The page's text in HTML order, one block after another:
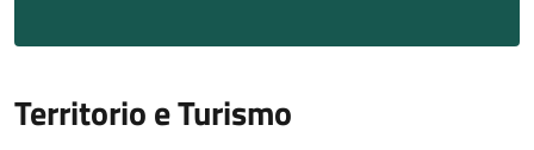
Territorio e Turismo